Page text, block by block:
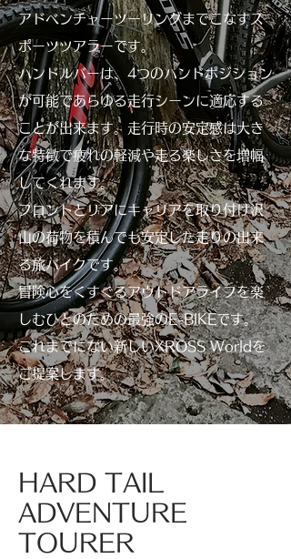
アドベンチャーツーリングまでこなすス
ポーツツアラーです。
ハンドルバーは、4つのハンドポジション
が可能であらゆる走行シーンに適応する
ことが出来ます。走行時の安定感は大き
な特徴で疲れの軽減や走る楽しさを増幅
してくれます。
フロントとリアにキャリアを取り付け沢
山の荷物を積んでも安定した走りの出来
る旅バイクです。
冒険心をくすぐるアウトドアライフを楽
しむひとのための最強のE-BIKEです。
これまでにない新しいXROSS Worldを
ご提案します。
HARD TAIL
ADVENTURE
TOURER